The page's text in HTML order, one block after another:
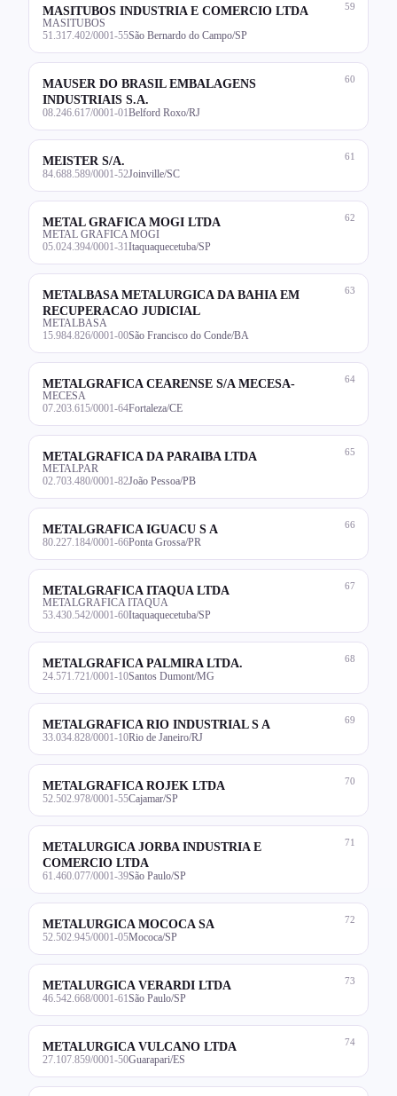
59
MASITUBOS INDUSTRIA E COMERCIO LTDA
MASITUBOS
51.317.402/0001-55São Bernardo do Campo/SP
60
MAUSER DO BRASIL EMBALAGENS
INDUSTRIAIS S.A.
08.246.617/0001-01 Belford Roxo/RJ
61
MEISTER S/A.
84.688.589/0001-52Joinville/SC
62
METAL GRAFICA MOGI LTDA
METAL GRAFICA MOGI
05.024.394/0001-31 Itaquaquecetuba/SP
63
METALBASA METALURGICA DA BAHIA EM
RECUPERACAO JUDICIAL
METALBASA
15.984.826/0001-00São Francisco do Conde/BA
64
METALGRAFICA CEARENSE S/A MECESA-
MECESA
07.203.615/0001-64Fortaleza/CE
65
METALGRAFICA DA PARAIBA LTDA
METALPAR
02.703.480/0001-82João Pessoa/PB
66
METALGRAFICA IGUACU S A
80.227.184/0001-66Ponta Grossa/PR
67
METALGRAFICA ITAQUA LTDA
METALGRAFICA ITAQUA
53.430.542/0001-60Itaquaquecetuba/SP
68
METALGRAFICA PALMIRA LTDA.
24.571.721/0001-10Santos Dumont/MG
69
METALGRAFICA RIO INDUSTRIAL S A
33.034.828/0001-10Rio de Janeiro/RJ
70
METALGRAFICA ROJEK LTDA
52.502.978/0001-55Cajamar/SP
71
METALURGICA JORBA INDUSTRIA E
COMERCIO LTDA
61.460.077/0001-39São Paulo/SP
72
METALURGICA MOCOCA SA
52.502.945/0001-05Mococa/SP
73
METALURGICA VERARDI LTDA
46.542.668/0001-61 São Paulo/SP
74
METALURGICA VULCANO LTDA
27.107.859/0001-50Guarapari/ES